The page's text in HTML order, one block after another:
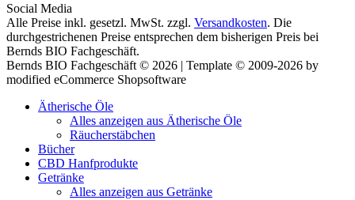
Social Media
Alle Preise inkl. gesetzl. MwSt. zzgl. Versandkosten. Die
durchgestrichenen Preise entsprechen dem bisherigen Preis bei
Bernds BIO Fachgeschäft.
Bernds BIO Fachgeschäft © 2026 | Template © 2009-2026 by
modified eCommerce Shopsoftware
Ätherische Öle
Alles anzeigen aus Ätherische Öle
Räucherstäbchen
Bücher
CBD Hanfprodukte
Getränke
Alles anzeigen aus Getränke